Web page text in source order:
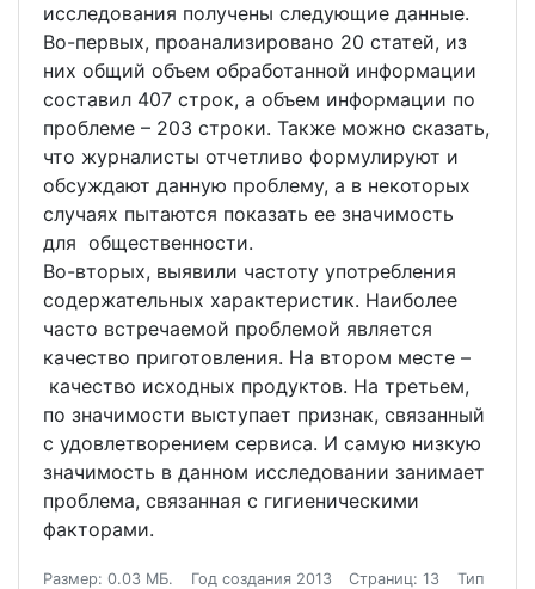
исследования получены следующие данные.
Во-первых, проанализировано 20 статей, из
них общий объем обработанной информации
составил 407 строк, а объем информации по
проблеме – 203 строки. Также можно сказать,
что журналисты отчетливо формулируют и
обсуждают данную проблему, а в некоторых
случаях пытаются показать ее значимость
для общественности.
Во-вторых, выявили частоту употребления
содержательных характеристик. Наиболее
часто встречаемой проблемой является
качество приготовления. На втором месте –
качество исходных продуктов. На третьем,
по значимости выступает признак, связанный
с удовлетворением сервиса. И самую низкую
значимость в данном исследовании занимает
проблема, связанная с гигиеническими
факторами.
Размер: 0.03 МБ. Год создания 2013 Страниц: 13
Тип